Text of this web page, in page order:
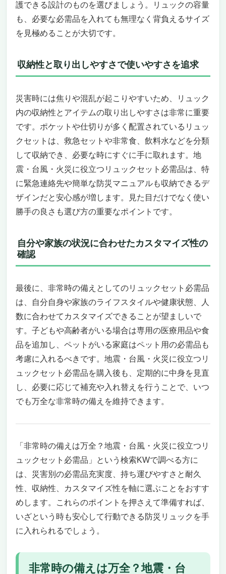
キャリー付きリュック 3人用」
地震・台風・火災に備える多機能2WAYリュ
ックセット
7年保存の非常食・保存水で長期備蓄も安心
サポート
防災士監修で信頼の品質、500社以上の実績
こんな方におすすめ・おすすめできないポイ
ント
安心と機能性を両立！「HIH ハザードリュック
protect 2人用」地震・台風・火災に強い防災リ
ュックセット
福島県発、被災経験を活かしたリアルな備え
頭部保護CAPメットと多機能防災ラジオでい
セット
女性に寄り添う安心の備え！「備えて安心 37
点 女性用多機能防災セット」
女性スタッフが厳選した使いやすさ重視の防
災リュック
長期保存可能な国産非常食と純水で安心の食
事対策
快適な避難生活をサポートする衛生・睡眠グ
ッズも充実
多機能ラジオライトで情報収集もスマホ充電
もばっちり
ダイレクト 地震対策30点避難セット（1人
用）」
どんな非常時も頼れる、充実の30点セットで
備え万全
防災グッズの質と使い勝手にこだわった設計
日本の中小企業ならではの丁寧な品質管理と
こんなニーズの方におすすめ
防災士監修で安心の備え「Azamar 防災リュッ
護できる設計のものを選びましょう。リュックの容量
も、必要な必需品を入れても無理なく背負えるサイズ
を見極めることが大切です。
収納性と取り出しやすさで使いやすさを追求
災害時には焦りや混乱が起こりやすいため、リュック
内の収納性とアイテムの取り出しやすさは非常に重要
です。ポケットや仕切りが多く配置されているリュッ
クセットは、救急セットや非常食、飲料水などを分類
して収納でき、必要な時にすぐに手に取れます。地
震・台風・火災に役立つリュックセット必需品は、特
に緊急連絡先や簡単な防災マニュアルも収納できるデ
ザインだと安心感が増します。見た目だけでなく使い
勝手の良さも選び方の重要なポイントです。
自分や家族の状況に合わせたカスタマイズ性の
確認
最後に、非常時の備えとしてのリュックセット必需品
は、自分自身や家族のライフスタイルや健康状態、人
数に合わせてカスタマイズできることが望ましいで
す。子どもや高齢者がいる場合は専用の医療用品や食
品を追加し、ペットがいる家庭はペット用の必需品も
考慮に入れるべきです。地震・台風・火災に役立つリ
ュックセット必需品を購入後も、定期的に中身を見直
し、必要に応じて補充や入れ替えを行うことで、いつ
でも万全な非常時の備えを維持できます。
「非常時の備えは万全？地震・台風・火災に役立つリ
ュックセット必需品」という検索KWで調べる方に
は、災害別の必需品充実度、持ち運びやすさと耐久
性、収納性、カスタマイズ性を軸に選ぶことをおすす
めします。これらのポイントを押さえて準備すれば、
いざという時も安心して行動できる防災リュックを手
に入れられるでしょう。
非常時の備えは万全？地震・台